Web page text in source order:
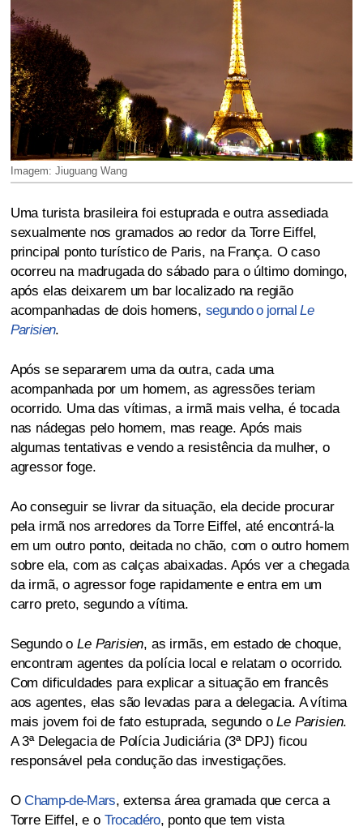
Imagem: Jiuguang Wang
Uma turista brasileira foi estuprada e outra assediada
sexualmente nos gramados ao redor da Torre Eiffel,
principal ponto turístico de Paris, na França. O caso
ocorreu na madrugada do sábado para o último domingo,
após elas deixarem um bar localizado na região
acompanhadas de dois homens, segundo o jornalLe
Parisien.
Após se separarem uma da outra, cada uma
acompanhada por um homem, as agressões teriam
ocorrido. Uma das vítimas, a irmã mais velha, é tocada
nas nádegas pelo homem, mas reage. Após mais
algumas tentativas e vendo a resistência da mulher, o
agressor foge.
Ao conseguir se livrar da situação, ela decide procurar
pela irmã nos arredores da Torre Eiffel, até encontrá-la
em um outro ponto, deitada no chão, com o outro homem
sobre ela, com as calças abaixadas. Após ver a chegada
da irmã, o agressor foge rapidamente e entra em um
carro preto, segundo a vítima.
Segundo oLe Parisien, as irmãs, em estado de choque,
encontram agentes da polícia local e relatam o ocorrido.
Com dificuldades para explicar a situação em francês
aos agentes, elas são levadas para a delegacia. A vítima
mais jovem foi de fato estuprada, segundo oLe Parisien.
A 3ª Delegacia de Polícia Judiciária (3ª DPJ) ficou
responsável pela condução das investigações.
OChamp-de-Mars, extensa área gramada que cerca a
Torre Eiffel, e o Trocadéro, ponto que tem vista